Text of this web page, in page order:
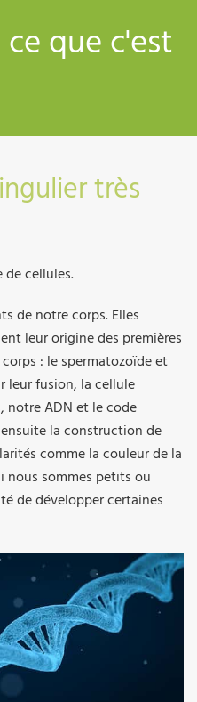
que c'est
très
de cellules.
de notre corps. Elles
leur origine des premières
: le spermatozoïde et
leur fusion, la cellule
notre ADN et le code
la construction de
comme la couleur de la
nous sommes petits ou
de développer certaines